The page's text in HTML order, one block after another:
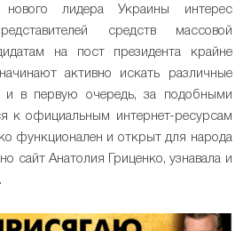
лидера Украины интерес
средств массовой
на пост президента крайне
активно искать различные
и в первую очередь, за подобными
к официальным интернет-ресурсам
функционален и открыт для народа
сайт Анатолия Гриценко, узнавала и